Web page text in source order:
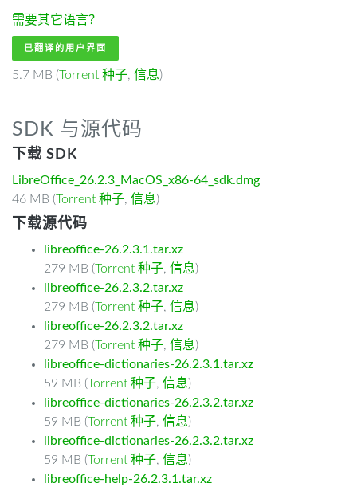
需要其它语言？
已翻译的用户界面
5.7 MB (Torrent 种子, 信息)
SDK 与源代码
下载 SDK
LibreOffice_26.2.3_MacOS_x86-64_sdk.dmg
46 MB (Torrent 种子, 信息)
下载源代码
libreoffice-26.2.3.1.tar.xz
279 MB (Torrent 种子, 信息)
libreoffice-26.2.3.2.tar.xz
279 MB (Torrent 种子, 信息)
libreoffice-26.2.3.2.tar.xz
279 MB (Torrent 种子, 信息)
libreoffice-dictionaries-26.2.3.1.tar.xz
59 MB (Torrent 种子, 信息)
libreoffice-dictionaries-26.2.3.2.tar.xz
59 MB (Torrent 种子, 信息)
libreoffice-dictionaries-26.2.3.2.tar.xz
59 MB (Torrent 种子, 信息)
libreoffice-help-26.2.3.1.tar.xz